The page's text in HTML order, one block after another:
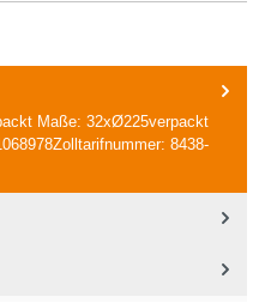
Maße: 32xØ225verpackt
8438-